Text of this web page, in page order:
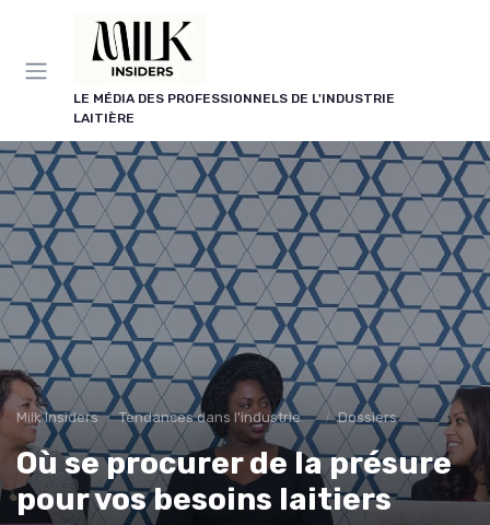
LE MÉDIA DES PROFESSIONNELS DE L'INDUSTRIE
LAITIÈRE
Milk Insiders Tendances dans l'industrie des produits laitiers Dossiers
Où se procurer de la présure
pour vos besoins laitiers